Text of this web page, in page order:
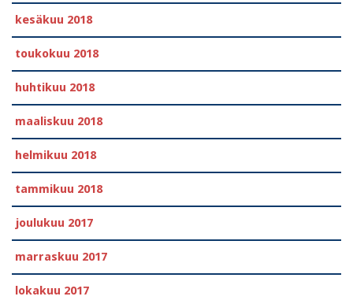
kesäkuu 2018
toukokuu 2018
huhtikuu 2018
maaliskuu 2018
helmikuu 2018
tammikuu 2018
joulukuu 2017
marraskuu 2017
lokakuu 2017